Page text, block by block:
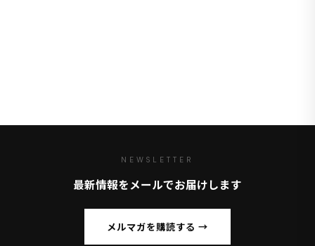
NEWSLETTER
最新情報をメールでお届けします
メルマガを購読する →